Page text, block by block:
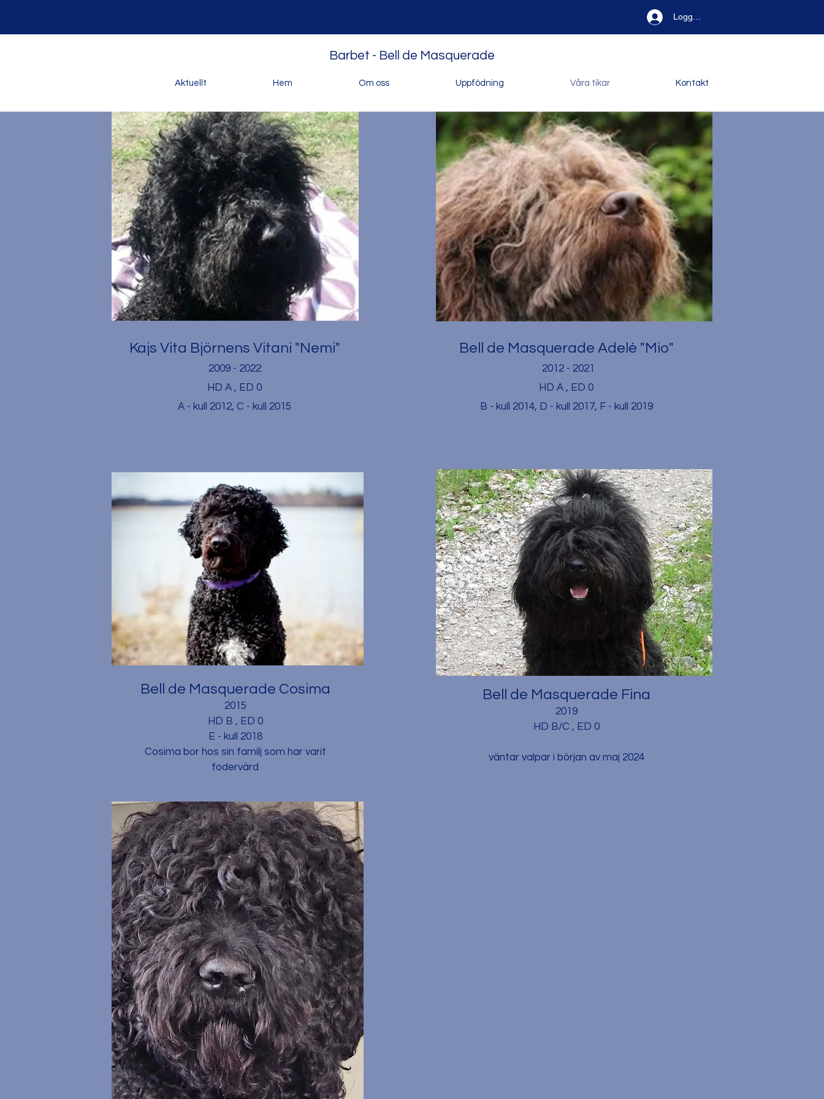
Logga in
Barbet - Bell de Masquerade
Aktuellt Hem Om oss Uppfödning Våra tikar Kontakt
Kajs Vita Björnens Vitani "Nemi"
2009 - 2022
HD A , ED 0
A - kull 2012, C - kull 2015
Bell de Masquerade Cosima
2015
HD B , ED 0
E - kull 2018
Cosima bor hos sin familj som har varit
fodervärd
Bell de Masquerade Adelé "Mio"
2012 - 2021
HD A , ED 0
B - kull 2014, D - kull 2017, F - kull 2019
Bell de Masquerade Fina
2019
HD B/C , ED 0
väntar valpar i början av maj 2024